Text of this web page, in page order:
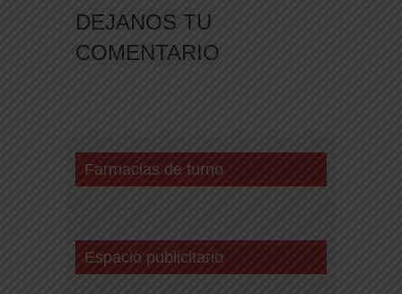
DEJANOS TU
COMENTARIO
Farmacias de turno
Espacio publicitario